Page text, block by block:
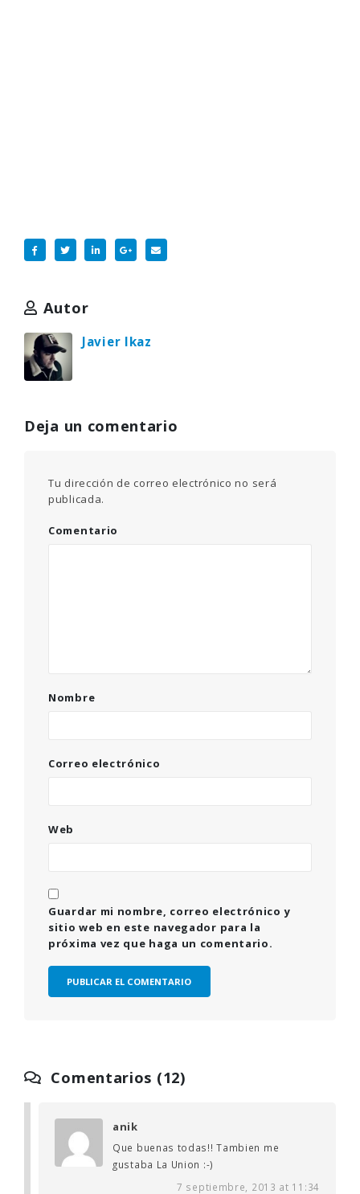
Autor
Javier Ikaz
Deja un comentario
Tu dirección de correo electrónico no será
publicada.
Comentario
Nombre
Correo electrónico
Web
Guardar mi nombre, correo electrónico y
sitio web en este navegador para la
próxima vez que haga un comentario.
Comentarios (12)
anik
Que buenas todas!! Tambien me
gustaba La Union :-)
7 septiembre, 2013 at 11:34